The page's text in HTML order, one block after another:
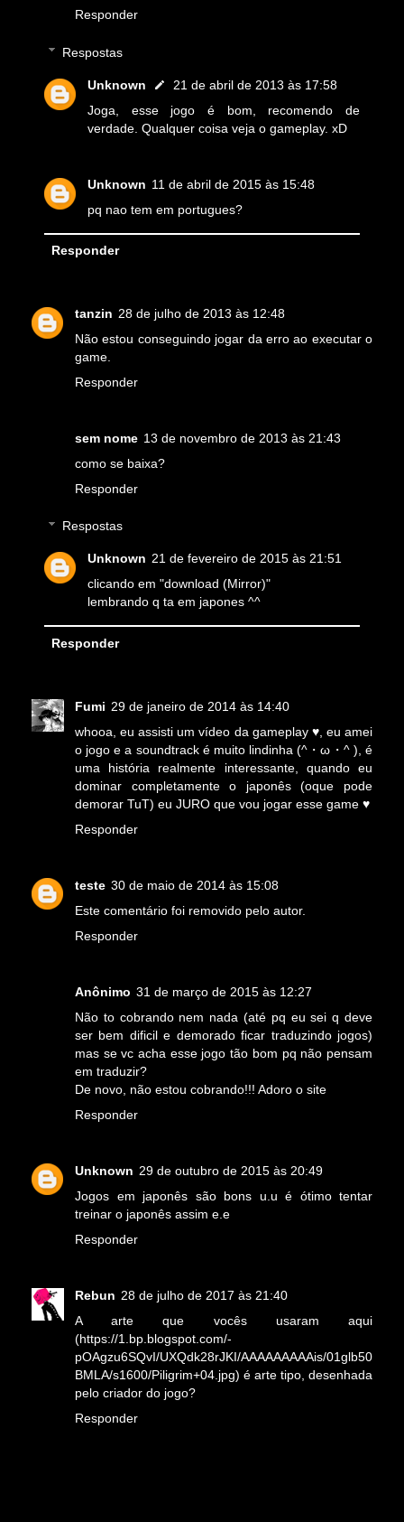
Responder
Respostas
Unknown
21 de abril de 2013 às 17:58
Joga, esse jogo é bom, recomendo de
verdade. Qualquer coisa veja o gameplay. xD
Unknown 11 de abril de 2015 às 15:48
pq nao tem em portugues?
Responder
tanzin 28 de julho de 2013 às 12:48
Não estou conseguindo jogar da erro ao executar o
game.
Responder
sem nome 13 de novembro de 2013 às 21:43
como se baixa?
Responder
Respostas
Unknown 21 de fevereiro de 2015 às 21:51
clicando em "download (Mirror)"
lembrando q ta em japones ^^
Responder
Fumi 29 de janeiro de 2014 às 14:40
whooa, eu assisti um vídeo da gameplay ♥, eu amei
o jogo e a soundtrack é muito lindinha (^・ω・^ ), é
uma história realmente interessante, quando eu
dominar completamente o japonês (oque pode
demorar TuT) eu JURO que vou jogar esse game ♥
Responder
teste 30 de maio de 2014 às 15:08
Este comentário foi removido pelo autor.
Responder
Anônimo 31 de março de 2015 às 12:27
Não to cobrando nem nada (até pq eu sei q deve
ser bem dificil e demorado ficar traduzindo jogos)
mas se vc acha esse jogo tão bom pq não pensam
em traduzir?
De novo, não estou cobrando!!! Adoro o site
Responder
Unknown 29 de outubro de 2015 às 20:49
Jogos em japonês são bons u.u é ótimo tentar
treinar o japonês assim e.e
Responder
Rebun 28 de julho de 2017 às 21:40
A arte que vocês usaram aqui
(https://1.bp.blogspot.com/-
pOAgzu6SQvI/UXQdk28rJKI/AAAAAAAAAis/01glb50
BMLA/s1600/Piligrim+04.jpg) é arte tipo, desenhada
pelo criador do jogo?
Responder